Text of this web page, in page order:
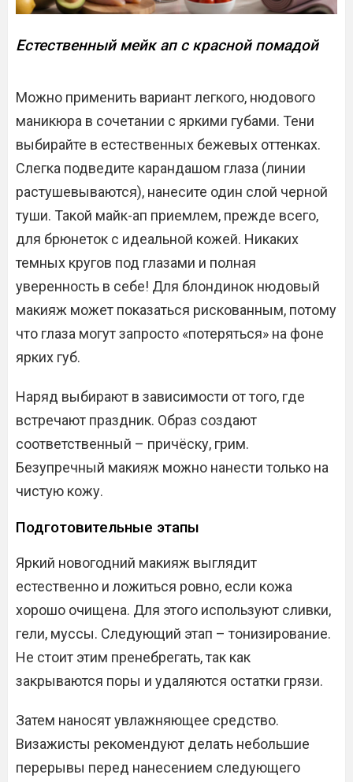
Естественный мейк ап с красной помадой
Можно применить вариант легкого, нюдового
маникюра в сочетании с яркими губами. Тени
выбирайте в естественных бежевых оттенках.
Слегка подведите карандашом глаза (линии
растушевываются), нанесите один слой черной
туши. Такой майк-ап приемлем, прежде всего,
для брюнеток с идеальной кожей. Никаких
темных кругов под глазами и полная
уверенность в себе! Для блондинок нюдовый
макияж может показаться рискованным, потому
что глаза могут запросто «потеряться» на фоне
ярких губ.
Наряд выбирают в зависимости от того, где
встречают праздник. Образ создают
соответственный – причёску, грим.
Безупречный макияж можно нанести только на
чистую кожу.
Подготовительные этапы
Яркий новогодний макияж выглядит
естественно и ложиться ровно, если кожа
хорошо очищена. Для этого используют сливки,
гели, муссы. Следующий этап – тонизирование.
Не стоит этим пренебрегать, так как
закрываются поры и удаляются остатки грязи.
Затем наносят увлажняющее средство.
Визажисты рекомендуют делать небольшие
перерывы перед нанесением следующего